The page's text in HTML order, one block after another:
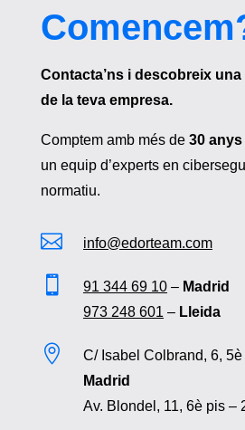
Contacta’ns i descobreix
de la teva empresa.
Comptem amb més de 30 anys
un equip d’experts en
normatiu.
 info@edorteam.com
 91 344 69 10– Madrid
973 248 601 – Lleida

C/ Isabel Colbrand, 6,
Madrid
Av. Blondel, 11, 6è pis –